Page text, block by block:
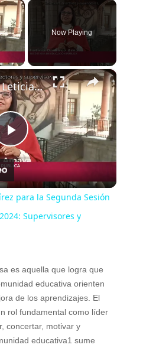
×
Now Playing
×
P
l
a
V
i
Mensaje de Leticia Ramírez para la Segunda Sesión Ordinaria del CTE 2023-2024: Supervisores y Directores
para la Segunda Sesión
Supervisores y
es aquella que logra que
educativa orienten
de los aprendizajes. El
rol fundamental como líder
concertar, motivar y
educativa1 sume